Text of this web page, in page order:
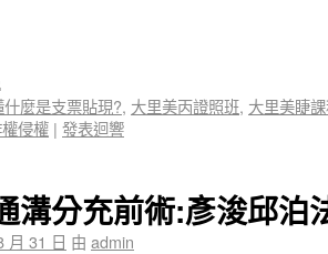
麼是支票貼現?, 大里美丙證照班, 大里美睫
侵權 | 發表迴響
溝分充前術:彥浚邱泊
月 31 日 由 admin